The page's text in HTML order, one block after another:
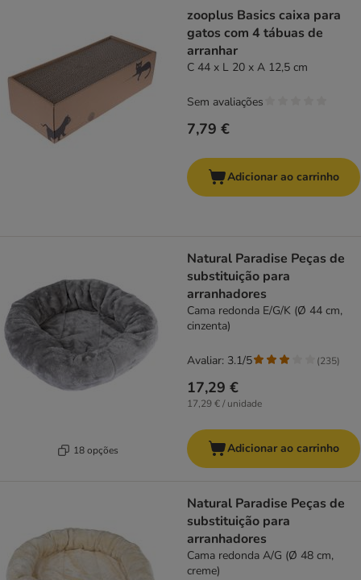
zooplus Basics caixa para
gatos com 4 tábuas de
arranhar
C 44 x L 20 x A 12,5 cm
7,79 €
Sem avaliações
Adicionar ao carrinho
18 opções
Natural Paradise Peças de
substituição para
arranhadores
Cama redonda E/G/K (Ø 44 cm,
cinzenta)
17,29 €
17,29 € / unidade
Avaliar: 3.1/5 (235)
Adicionar ao carrinho
Natural Paradise Peças de
substituição para
arranhadores
Cama redonda A/G (Ø 48 cm,
creme)